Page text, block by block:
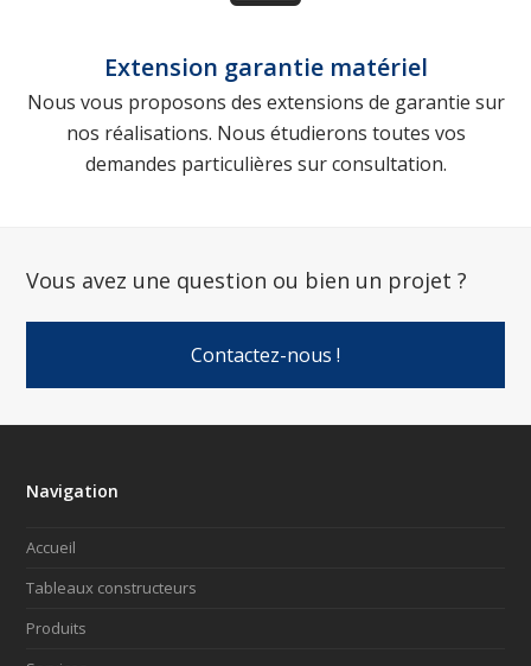
Extension garantie matériel
Nous vous proposons des extensions de garantie sur
nos réalisations. Nous étudierons toutes vos
demandes particulières sur consultation.
Vous avez une question ou bien un projet ?
Contactez-nous !
Navigation
Accueil
Tableaux constructeurs
Produits